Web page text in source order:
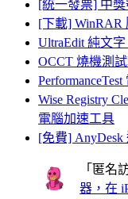
[統一發票] 中獎
[下載] WinRAR
UltraEdit 純文
OCCT 燒機測
Wise Registry
電腦加速工具
[免費] AnyDesk
「 匿名
器，在